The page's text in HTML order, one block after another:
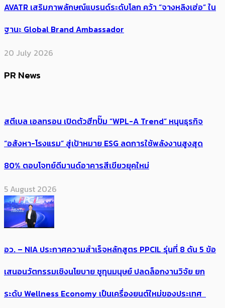
AVATR เสริมภาพลักษณ์แบรนด์ระดับโลก คว้า “จางหลิงเฮ่อ” ใน
ฐานะ Global Brand Ambassador
20 July 2026
PR News
สตีเบล เอลทรอน เปิดตัวฮีทปั๊ม “WPL-A Trend” หนุนธุรกิจ
“อสังหา-โรงแรม” สู่เป้าหมาย ESG ลดการใช้พลังงานสูงสุด
80% ตอบโจทย์ดีมานด์อาคารสีเขียวยุคใหม่
5 August 2026
อว. – NIA ประกาศความสำเร็จหลักสูตร PPCIL รุ่นที่ 8 ดัน 5 ข้อ
เสนอนวัตกรรมเชิงนโยบาย ชูทุนมนุษย์ ปลดล็อกงานวิจัย ยก
ระดับ Wellness Economy เป็นเครื่องยนต์ใหม่ของประเทศ